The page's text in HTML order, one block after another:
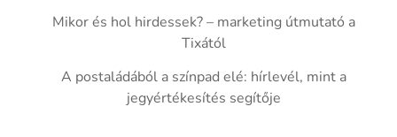
Mikor és hol hirdessek? – marketing útmutató a
Tixától
A postaládából a színpad elé: hírlevél, mint a
jegyértékesítés segítője